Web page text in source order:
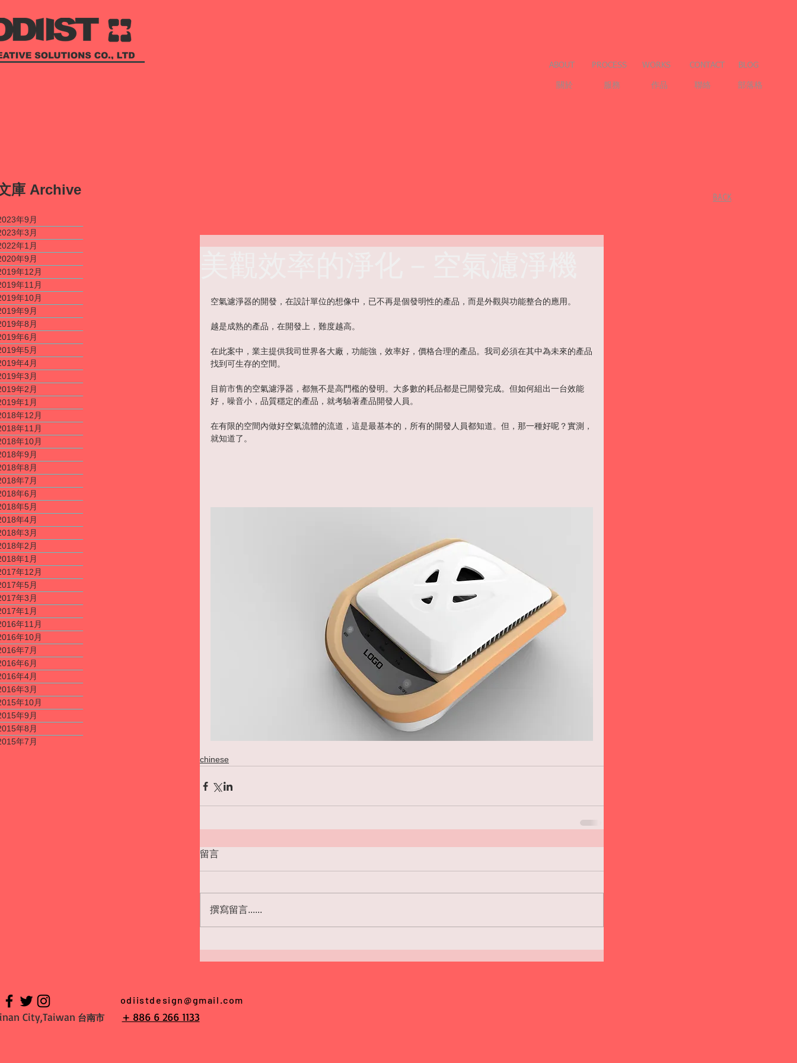
ABOUT
關於
PROCESS
服務
WORKS CONTACT
作品 聯絡 部落格
BLOG
庫 Archive
年9月
年3月
年1月
年9月
年12月
年11月
年10月
年9月
年8月
年6月
年5月
年4月
年3月
年2月
年1月
年12月
年11月
年10月
年9月
年8月
年7月
年6月
年5月
年4月
年3月
年2月
年1月
年12月
年5月
年3月
年1月
年11月
年10月
年7月
年6月
年4月
年3月
年10月
年9月
年8月
年7月
​BACK
空氣濾淨器的開發，在設計單位的想像中，已不再是個發明性的產品，而是外觀與功能整合的應用。
越是成熟的產品，在開發上，難度越高。
在此案中，業主提供我司世界各大廠，功能強，效率好，價格合理的產品。我司必須在其中為未來的產品
找到可生存的空間。
目前市售的空氣濾淨器，都無不是高門檻的發明。大多數的耗品都是已開發完成。但如何組出一台效能
好，噪音小，品質穩定的產品，就考驗著產品開發人員。
在有限的空間內做好空氣流體的流道，這是最基本的，所有的開發人員都知道。但，那一種好呢？實測，
就知道了。
chinese
留言
撰寫留言......
odiistdesign@gmail.com
City,Taiwan 台南市 + 886 6 266 1133